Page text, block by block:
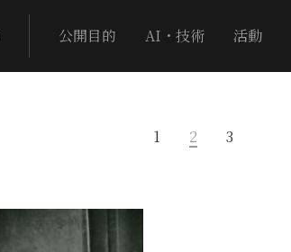
公開目的 AI・技術 活動
1 2 3